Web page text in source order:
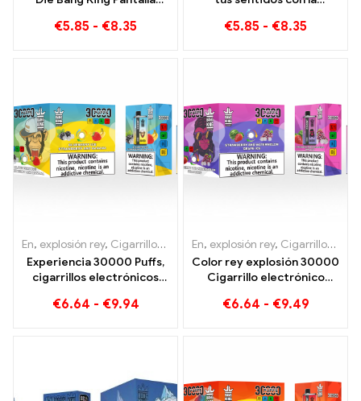
Una descripción general
€5.85 - €8.35
Tropical Fruit Bang King
€5.85 - €8.35
En, explosión rey, Cigarrillos electrónicos desechables Lituania
Experiencia 30000 Puffs,
cigarrillos electrónicos
disfrute: Blueberry Ice se
€6.64 - €9.94
En, explosión rey, Cigarrillos electrónicos desechables Lituania
Color rey explosión 30000
Cigarrillo electrónico
combinación perfecta de
€6.64 - €9.49